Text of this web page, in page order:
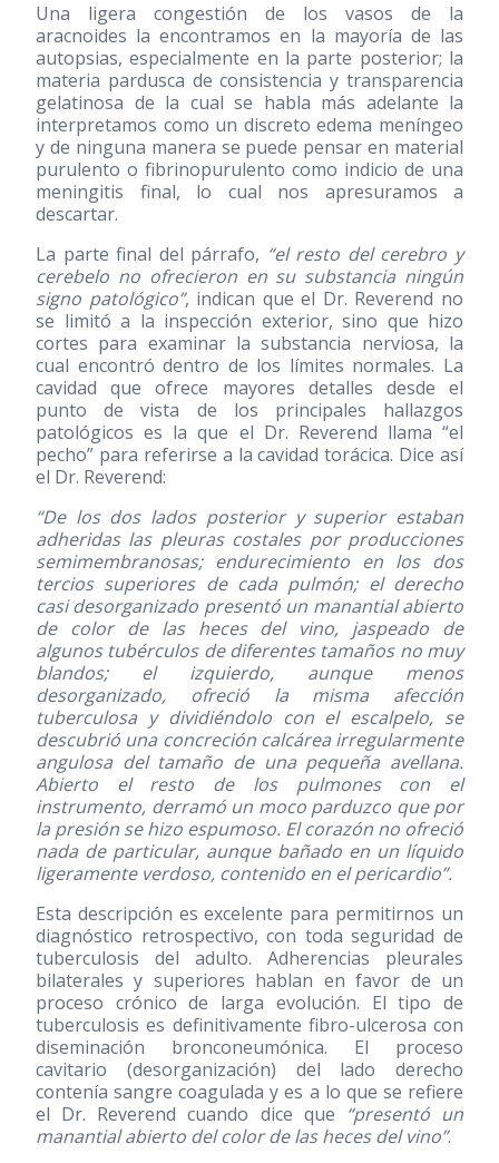
Una ligera congestión de los vasos de la
aracnoides la encontramos en la mayoría de las
autopsias, especialmente en la parte posterior; la
materia pardusca de consistencia y transparencia
gelatinosa de la cual se habla más adelante la
interpretamos como un discreto edema meníngeo
y de ninguna manera se puede pensar en material
purulento o fibrinopurulento como indicio de una
meningitis final, lo cual nos apresuramos a
descartar.
La parte final del párrafo, “el resto del cerebro y
cerebelo no ofrecieron en su substancia ningún
signo patológico”, indican que el Dr. Reverend no
se limitó a la inspección exterior, sino que hizo
cortes para examinar la substancia nerviosa, la
cual encontró dentro de los límites normales. La
cavidad que ofrece mayores detalles desde el
punto de vista de los principales hallazgos
patológicos es la que el Dr. Reverend llama “el
pecho” para referirse a la cavidad torácica. Dice así
el Dr. Reverend:
“De los dos lados posterior y superior estaban
adheridas las pleuras costales por producciones
semimembranosas; endurecimiento en los dos
tercios superiores de cada pulmón; el derecho
casi desorganizado presentó un manantial abierto
de color de las heces del vino, jaspeado de
algunos tubérculos de diferentes tamaños no muy
blandos; el izquierdo, aunque menos
desorganizado, ofreció la misma afección
tuberculosa y dividiéndolo con el escalpelo, se
descubrió una concreción calcárea irregularmente
angulosa del tamaño de una pequeña avellana.
Abierto el resto de los pulmones con el
instrumento, derramó un moco parduzco que por
la presión se hizo espumoso. El corazón no ofreció
nada de particular, aunque bañado en un líquido
ligeramente verdoso, contenido en el pericardio”.
Esta descripción es excelente para permitirnos un
diagnóstico retrospectivo, con toda seguridad de
tuberculosis del adulto. Adherencias pleurales
bilaterales y superiores hablan en favor de un
proceso crónico de larga evolución. El tipo de
tuberculosis es definitivamente fibro-ulcerosa con
diseminación bronconeumónica. El proceso
cavitario (desorganización) del lado derecho
contenía sangre coagulada y es a lo que se refiere
el Dr. Reverend cuando dice que “presentó un
manantial abierto del color de las heces del vino”.